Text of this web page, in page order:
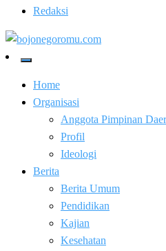
Redaksi
Home
Organisasi
Anggota Pimpinan
Profil
Ideologi
Berita
Berita Umum
Pendidikan
Kajian
Kesehatan